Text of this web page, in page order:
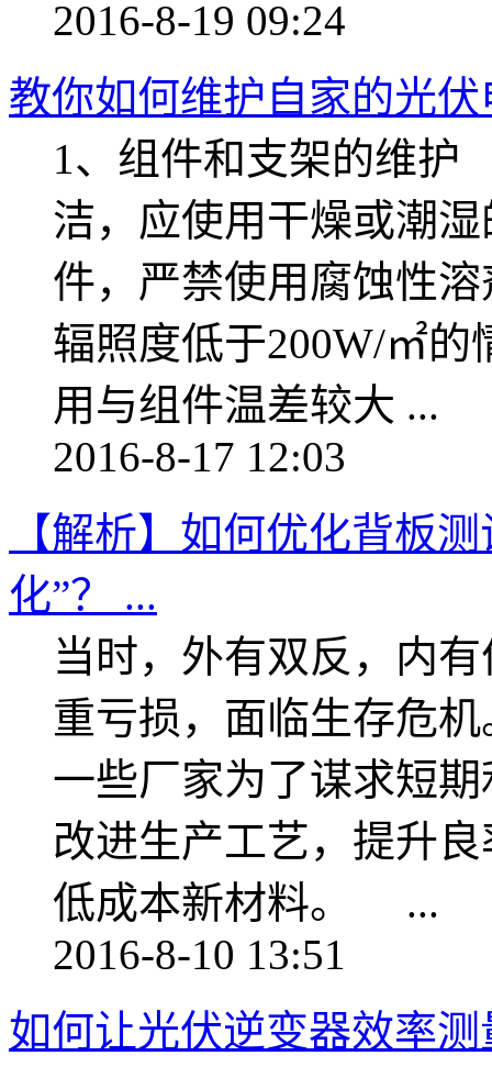
2016-8-19 09:24
教你如何维护自家的光
1、组件和支架的维护
洁，应使用干燥或潮
件，严禁使用腐蚀性
辐照度低于200W/㎡
用与组件温差较大 ...
2016-8-17 12:03
【解析】如何优化背板
化”？ ...
当时，外有双反，内
重亏损，面临生存危
一些厂家为了谋求短
改进生产工艺，提升
低成本新材料。 ...
2016-8-10 13:51
如何让光伏逆变器效率